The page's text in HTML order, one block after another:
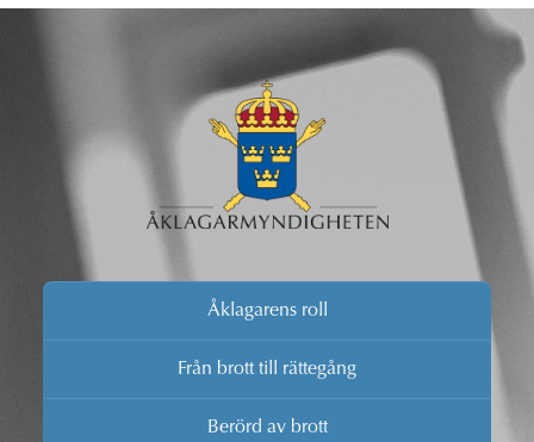
Åklagarens roll
Från brott till rättegång
Berörd av brott